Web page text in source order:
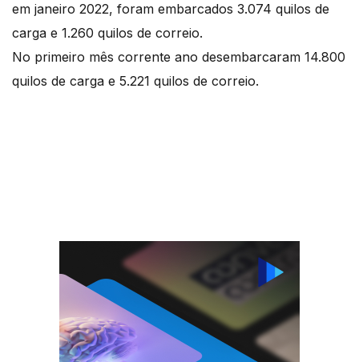
em janeiro 2022, foram embarcados 3.074 quilos de
carga e 1.260 quilos de correio.
No primeiro mês corrente ano desembarcaram 14.800
quilos de carga e 5.221 quilos de correio.